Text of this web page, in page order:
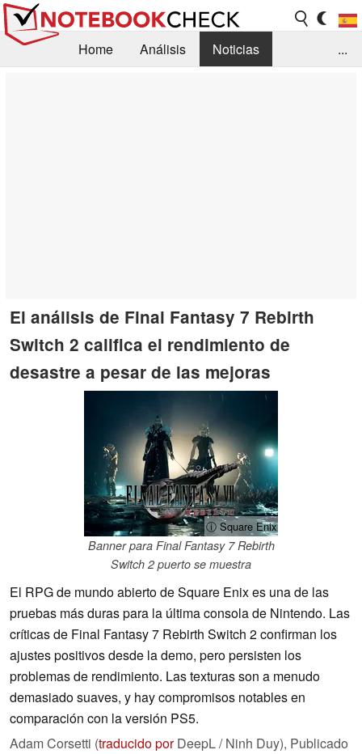
Home Análisis
Noticias
...
El análisis de Final Fantasy 7 Rebirth
Switch 2 califica el rendimiento de
desastre a pesar de las mejoras
ⓘ Square Enix
Banner para Final Fantasy 7 Rebirth
Switch 2 puerto se muestra
El RPG de mundo abierto de Square Enix es una de las
pruebas más duras para la última consola de Nintendo. Las
críticas de Final Fantasy 7 Rebirth Switch 2 confirman los
ajustes positivos desde la demo, pero persisten los
problemas de rendimiento. Las texturas son a menudo
demasiado suaves, y hay compromisos notables en
comparación con la versión PS5.
Adam Corsetti (traducido porDeepL / Ninh Duy), Publicado